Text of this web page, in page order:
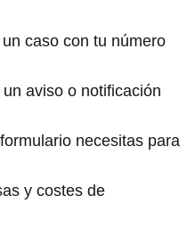
caso con tu número
aviso o notificación
necesitas para
y costes de